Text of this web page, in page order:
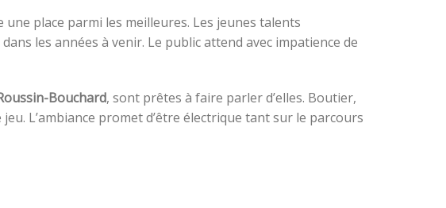
place parmi les meilleures. Les jeunes talents
les années à venir. Le public attend avec impatience de
Bouchard, sont prêtes à faire parler d’elles. Boutier,
L’ambiance promet d’être électrique tant sur le parcours